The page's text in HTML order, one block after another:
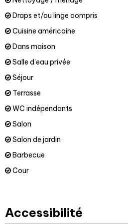
Draps et/ou linge compris
Cuisine américaine
Dans maison
Salle d'eau privée
Séjour
Terrasse
WC indépendants
Salon
Salon de jardin
Barbecue
Cour
Accessibilité